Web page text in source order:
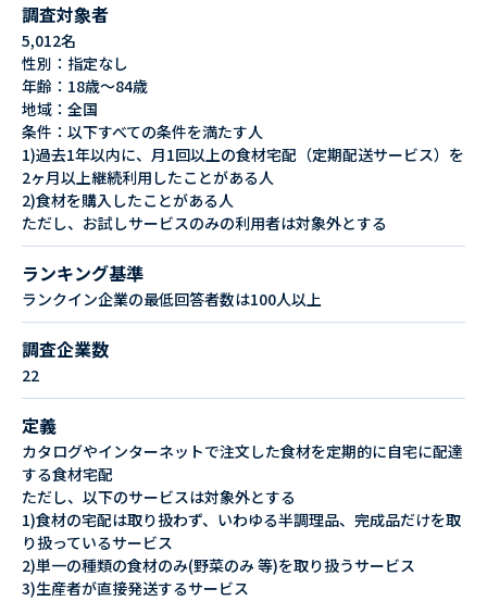
調査対象者
5,012名
性別：指定なし
年齢：18歳～84歳
地域：全国
条件：以下すべての条件を満たす人
1)過去1年以内に、月1回以上の食材宅配（定期配送サービス）を
2ヶ月以上継続利用したことがある人
2)食材を購入したことがある人
ただし、お試しサービスのみの利用者は対象外とする
ランキング基準
ランクイン企業の最低回答者数は100人以上
調査企業数
22
定義
カタログやインターネットで注文した食材を定期的に自宅に配達
する食材宅配
ただし、以下のサービスは対象外とする
1)食材の宅配は取り扱わず、いわゆる半調理品、完成品だけを取
り扱っているサービス
2)単一の種類の食材のみ(野菜のみ 等)を取り扱うサービス
3)生産者が直接発送するサービス